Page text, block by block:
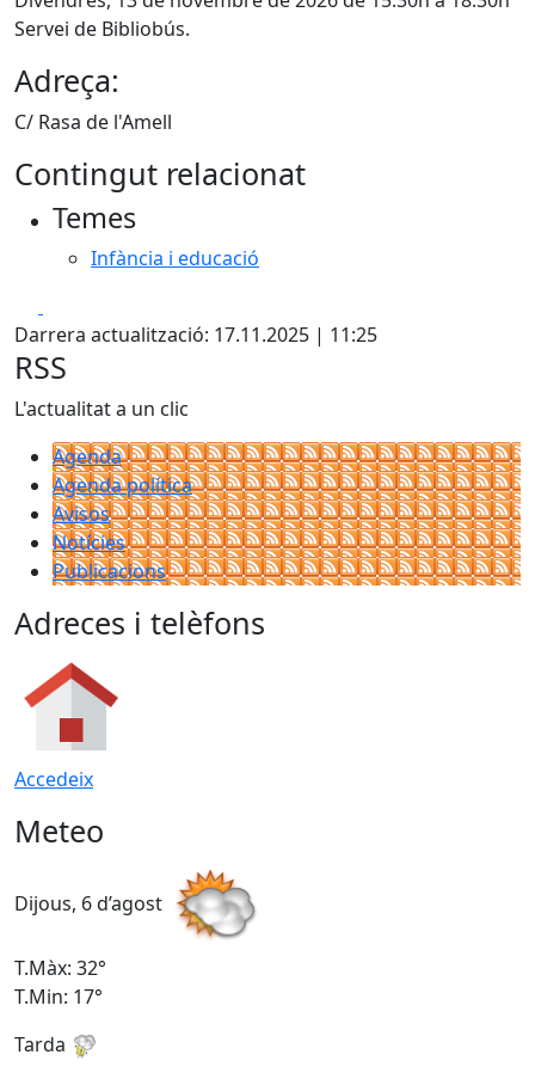
Servei de Bibliobús.
Adreça:
C/ Rasa de l'Amell
Contingut relacionat
Temes
Infància i educació
Darrera actualització: 17.11.2025 | 11:25
RSS
L'actualitat a un clic
Agenda
Agenda política
Avisos
Notícies
Publicacions
Adreces i telèfons
Accedeix
Meteo
Dijous, 6 d’agost
T.Màx: 32°
T.Min: 17°
Tarda